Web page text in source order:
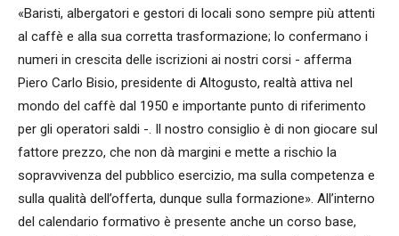
«Baristi, albergatori e gestori di locali sono sempre più attenti
al caffè e alla sua corretta trasformazione; lo confermano i
numeri in crescita delle iscrizioni ai nostri corsi - afferma
Piero Carlo Bisio, presidente di Altogusto, realtà attiva nel
mondo del caffè dal 1950 e importante punto di riferimento
per gli operatori saldi -. Il nostro consiglio è di non giocare sul
fattore prezzo, che non dà margini e mette a rischio la
sopravvivenza del pubblico esercizio, ma sulla competenza e
sulla qualità dell’offerta, dunque sulla formazione». All’interno
del calendario formativo è presente anche un corso base,